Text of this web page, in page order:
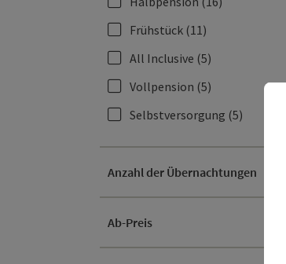
Frühstück (11)
All Inclusive (5)
Vollpension (5)
Selbstversorgung (5)
Anzahl der Übernachtungen
Ab-Preis